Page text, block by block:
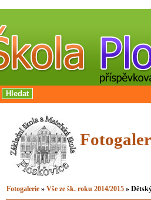
Fotogalerie »Vše ze šk. roku 2014/2015 »